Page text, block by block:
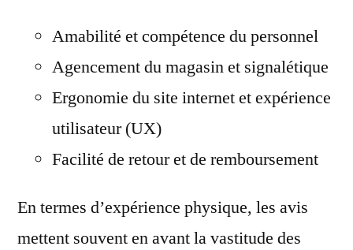
Amabilité et compétence du personnel
Agencement du magasin et signalétique
Ergonomie du site internet et expérience
utilisateur (UX)
Facilité de retour et de remboursement
En termes d’expérience physique, les avis
mettent souvent en avant la vastitude des